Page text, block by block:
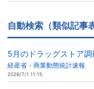
自動検索（類似記事
5月のドラッグストア
経産省・商業動態統計速報
2026/7/1 11:15